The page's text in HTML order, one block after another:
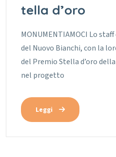
tella d’oro
MONUMENTIAMOCI Lo
del Nuovo Bianchi, con la
del Premio Stella d’oro
nel progetto
Leggi